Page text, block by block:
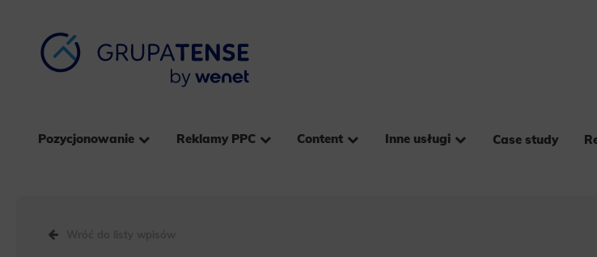
Pozycjonowanie Reklamy PPC Content Inne usługi Case study